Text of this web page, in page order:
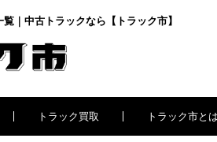
｜中古トラックなら【トラック市】
トラック買取 トラック市とは